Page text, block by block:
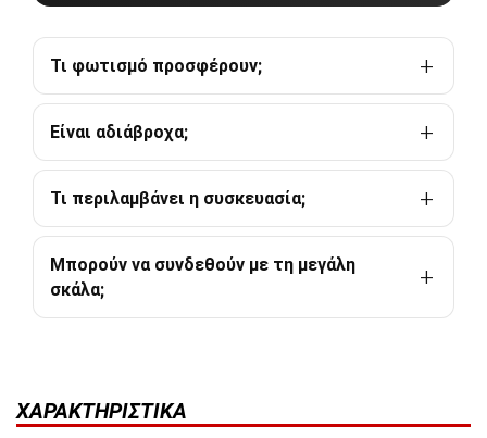
Τι φωτισμό προσφέρουν;
Είναι αδιάβροχα;
Τι περιλαμβάνει η συσκευασία;
Μπορούν να συνδεθούν με τη μεγάλη
σκάλα;
ΧΑΡΑΚΤΗΡΙΣΤΙΚΆ